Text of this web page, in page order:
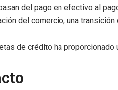
del pago en efectivo al
del comercio, una transición
de crédito ha